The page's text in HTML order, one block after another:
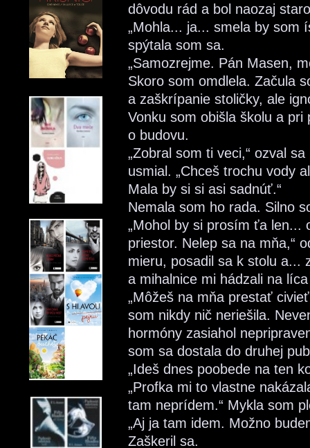
dôvodu rád a bol naozaj
„Mohla... ja... smela by som
spýtala som sa.
„Samozrejme. Pán Masen,
Skoro som omdlela. Začula
a zaškrípanie stoličky, ale
Vonku som obišla školu a
o budovu.
„Zobral som ti veci,“ ozval
usmial. „Chceš trochu vody
Mala by si si asi sadnúť.“
Nemala som ho rada. Silno
„Mohol by si prosím ťa len...
priestor. Nelep sa na mňa,“
mieru, posadil sa k stolu a...
a mihalnice mi hádzali na
„Môžeš na mňa prestať
som nikdy nič neriešila.
hormóny zasiahol
som sa dostala do druhej
„Ideš dnes poobede na ten
„Profka mi to vlastne
tam neprídem.“ Mykla som
„Aj ja tam idem. Možno
Zaškeril sa.